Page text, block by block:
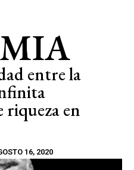
entre la
en
16, 2020